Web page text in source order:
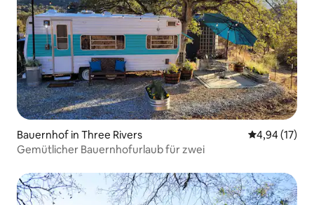
Bauernhof in Three Rivers
4,94 (17)
Gemütlicher Bauernhofurlaub für zwei